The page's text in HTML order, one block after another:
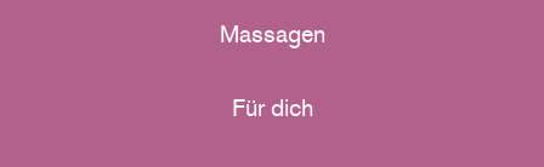
Massagen
Für dich